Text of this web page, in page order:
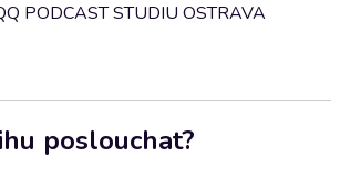
PODCAST STUDIU OSTRAVA
poslouchat?